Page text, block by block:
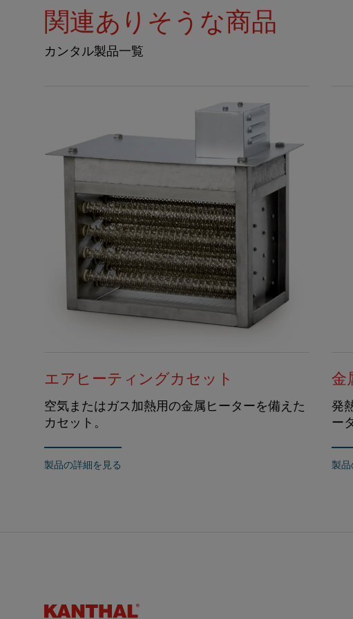
関連ありそうな商品
カンタル製品一覧
エアヒーティングカセット
空気またはガス加熱用の金属ヒーターを備えた
カセット。
製品の詳細を見る
金
発
ー
製
Kanthal®